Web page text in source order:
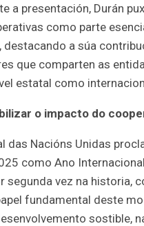
a presentación, Durán
como parte
destacando a súa
que comparten as
estatal como
o impacto do
das Nacións Unidas
como Ano
segunda vez na historia,
fundamental deste
sostible,